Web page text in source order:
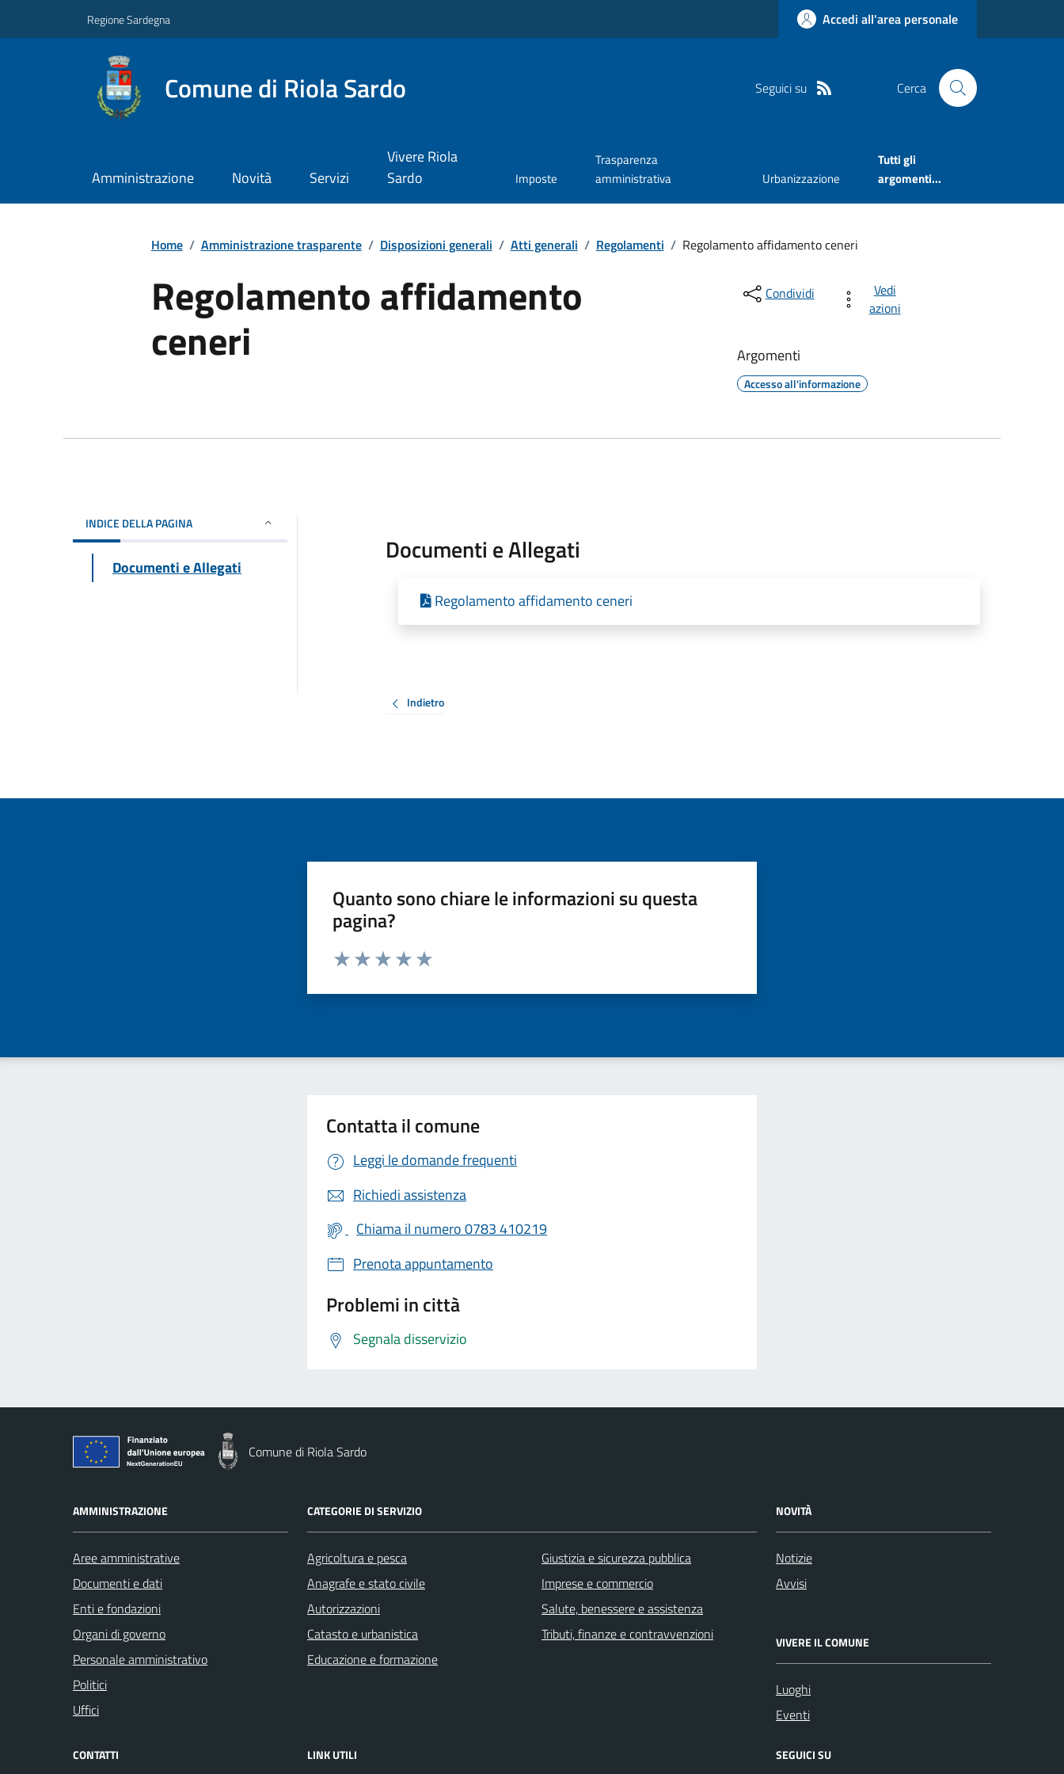
Regione Sardegna Accedi all'area personale
Comune di Riola Sardo Seguici su Cerca
Amministrazione Novità Servizi
Vivere Riola
Sardo
Imposte
Trasparenza
amministrativa
Urbanizzazione
Tutti gli
argomenti...
Home / Amministrazione trasparente / Disposizioni generali / Atti generali / Regolamenti / Regolamento affidamento ceneri
Regolamento affidamento
ceneri
Condividi
Vedi
azioni
Argomenti
Accesso all'informazione
INDICE DELLA PAGINA
Documenti e Allegati
Documenti e Allegati
Regolamento affidamento ceneri
Indietro
Quanto sono chiare le informazioni su questa
pagina?
Valuta da 1 a 5 stelle la pagina
Contatta il comune
Leggi le domande frequenti
Richiedi assistenza
Chiama il numero 0783 410219
Prenota appuntamento
Problemi in città
Segnala disservizio
Comune di Riola Sardo
AMMINISTRAZIONE
Aree amministrative
Documenti e dati
Enti e fondazioni
Organi di governo
Personale amministrativo
Politici
Uffici
CATEGORIE DI SERVIZIO
Agricoltura e pesca
Anagrafe e stato civile
Autorizzazioni
Catasto e urbanistica
Educazione e formazione
Giustizia e sicurezza pubblica
Imprese e commercio
Salute, benessere e assistenza
Tributi, finanze e contravvenzioni
NOVITÀ
Notizie
Avvisi
VIVERE IL COMUNE
Luoghi
Eventi
CONTATTI LINK UTILI SEGUICI SU